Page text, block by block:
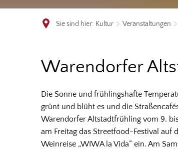
Sie sind hier: Kultur Veranstaltungen
Altstadtfrühling
Warendorfer
Die Sonne und frühlingshafte
grünt und blüht es und die
Warendorfer Altstadtfrühling vom 9.
am Freitag das Streetfood-Festival auf
Weinreise „WIWA la Vida“ ein. Am